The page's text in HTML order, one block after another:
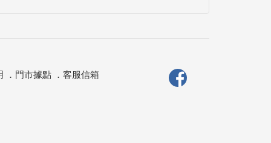
． 門市據點． 客服信箱